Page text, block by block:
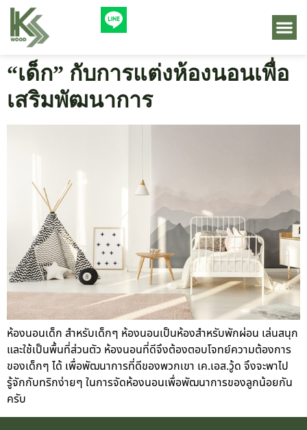
“เด็ก” กับการแต่งห้องนอนเพื่อ
เสริมพัฒนาการ
ห้องนอนเด็ก สำหรับเด็กๆ ห้องนอนเป็นห้องสำหรับพักผ่อน เล่นสนุก
และใช้เป็นพื้นที่ส่วนตัว ห้องนอนที่ดีจึงต้องตอบโจทย์ความต้องการ
ของเด็กๆ ได้ เพื่อพัฒนาการที่ดีของพวกเขา เค.เอส.วู้ด จึงจะพาไป
รู้จักกับทริกง่ายๆ ในการจัดห้องนอนเพื่อพัฒนาการของลูกน้อยกัน
ครับ